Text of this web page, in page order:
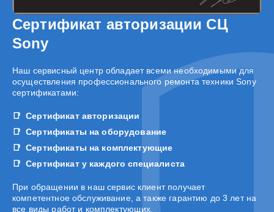
Сертификат авторизации СЦ
Sony
Наш сервисный центр обладает всеми необходимыми для
осуществления профессионального ремонта техники Sony
сертификатами:
Сертификат авторизации
Сертификаты на оборудование
Сертификаты на комплектующие
Сертификат у каждого специалиста
При обращении в наш сервис клиент получает
компетентное обслуживание, а также гарантию до 3 лет на
все виды работ и комплектующих.